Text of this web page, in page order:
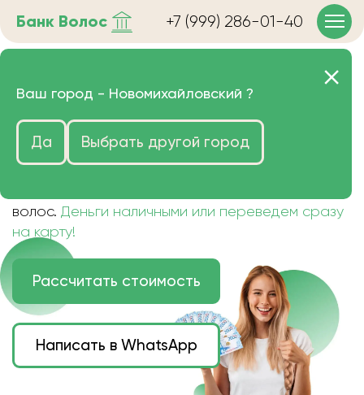
Банк Волос +7 (999) 286-01-40
Продать волосы в
Новомихайловском очень
дорого
волос. Деньги наличными или переведем сразу
на карту!
Рассчитать стоимость
Написать в WhatsApp
Ваш город - Новомихайловский ?
Да Выбрать другой город